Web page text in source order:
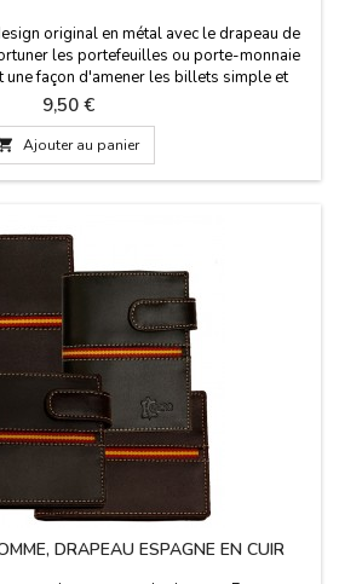
original en métal avec le drapeau de
les portefeuilles ou porte-monnaie
une façon d'amener les billets simple et
pour la fixation de votre monnaie. Un
qui n'aime pas porter quoi que ce
les poches. Mesure:...
Prix
9,50 €
Ajouter au panier
DRAPEAU ESPAGNE EN CUIR